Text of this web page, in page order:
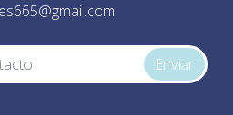
Enviar